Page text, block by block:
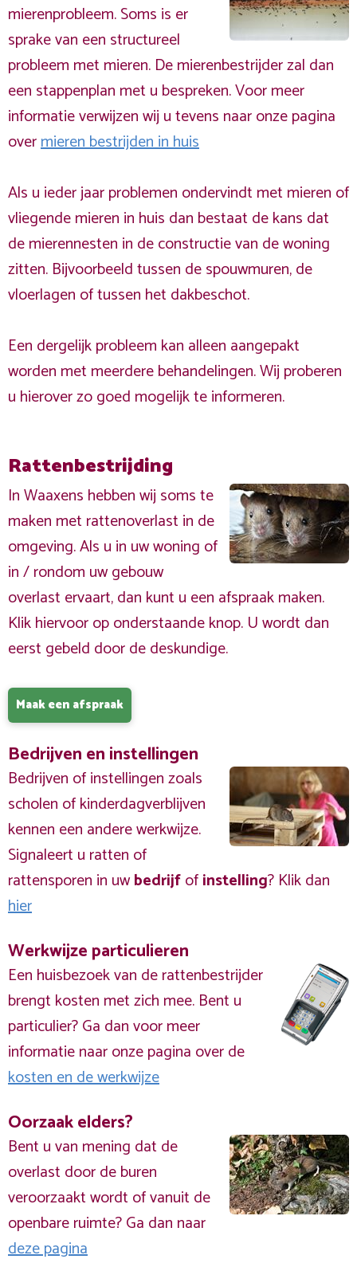
mierenprobleem. Soms is er
sprake van een structureel
probleem met mieren. De mierenbestrijder zal dan
een stappenplan met u bespreken. Voor meer
informatie verwijzen wij u tevens naar onze pagina
overmieren bestrijden in huis
Als u ieder jaar problemen ondervindt met mieren of
vliegende mieren in huis dan bestaat de kans dat
de mierennesten in de constructie van de woning
zitten. Bijvoorbeeld tussen de spouwmuren, de
vloerlagen of tussen het dakbeschot.
Een dergelijk probleem kan alleen aangepakt
worden met meerdere behandelingen. Wij proberen
u hierover zo goed mogelijk te informeren.
Rattenbestrijding
In Waaxens hebben wij soms te
maken met rattenoverlast in de
omgeving. Als u in uw woning of
in / rondom uw gebouw
overlast ervaart, dan kunt u een afspraak maken.
Klik hiervoor op onderstaande knop. U wordt dan
eerst gebeld door de deskundige.
Maak een afspraak
Bedrijven en instellingen
Bedrijven of instellingen zoals
scholen of kinderdagverblijven
kennen een andere werkwijze.
Signaleert u ratten of
rattensporen in uwbedrijfofinstelling? Klik dan
hier
Werkwijze particulieren
Een huisbezoek van de rattenbestrijder
brengt kosten met zich mee. Bent u
particulier? Ga dan voor meer
informatie naar onze pagina over de
kosten en de werkwijze
Oorzaak elders?
Bent u van mening dat de
overlast door de buren
veroorzaakt wordt of vanuit de
openbare ruimte? Ga dan naar
deze pagina